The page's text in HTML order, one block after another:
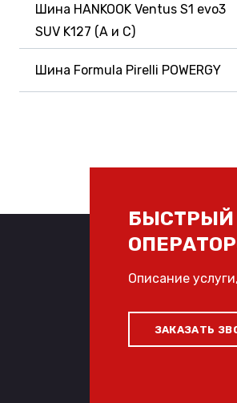
Шина HANKOOK Ventus S1 evo3
SUV K127 (A и C)
Шина Formula Pirelli POWERGY
БЫСТРЫЙ
Описание
ЗАКАЗАТЬ